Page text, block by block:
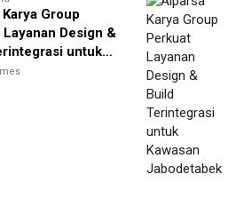
Group
Design &
untuk
Jabodetabek